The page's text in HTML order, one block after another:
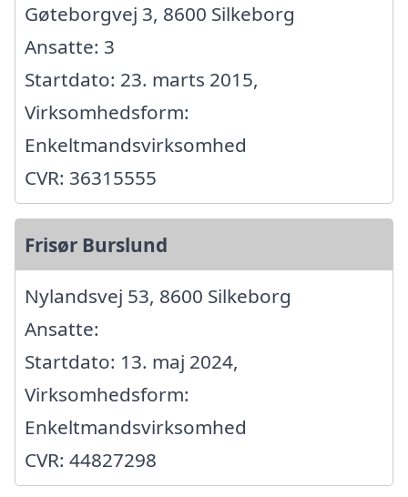
Gøteborgvej 3, 8600 Silkeborg
Ansatte: 3
Startdato: 23. marts 2015,
Virksomhedsform:
Enkeltmandsvirksomhed
CVR: 36315555
Frisør Burslund
Nylandsvej 53, 8600 Silkeborg
Ansatte:
Startdato: 13. maj 2024,
Virksomhedsform:
Enkeltmandsvirksomhed
CVR: 44827298